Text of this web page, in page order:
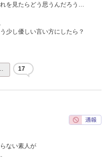
を見たらどう思うんだろう…
少し優しい言い方にしたら？
17
ない素人が